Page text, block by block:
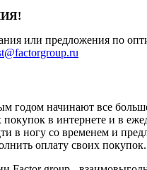
или предложения по
годом начинают все
покупок в интернете и в
в ногу со временем и
оплату своих покупок.